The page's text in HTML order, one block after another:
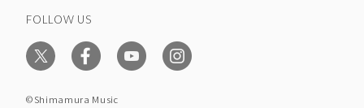
FOLLOW US
©Shimamura Music